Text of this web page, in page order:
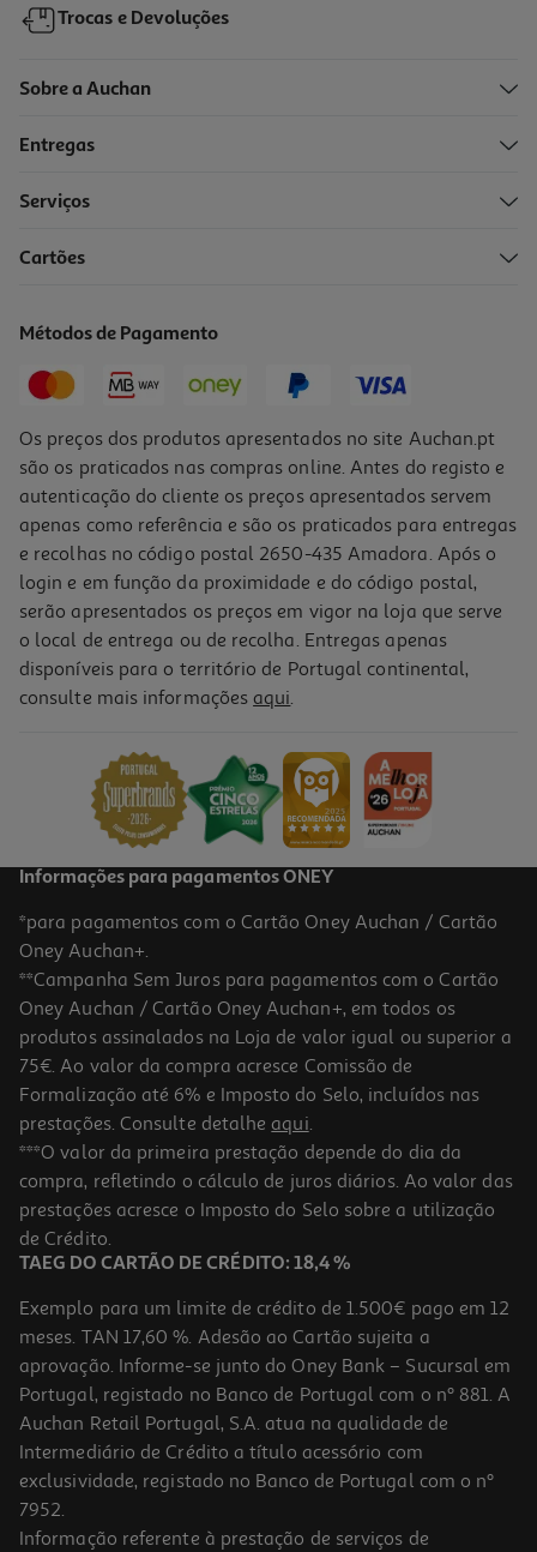
4.2
Máquina De Café Expresso Automática Philips Série 1200
359,99 €
-9%
5.0
Máquina De Café Em Grão Krups Coffee Crush Sa401le0 Verde 15
Bar 1.8l
299.99 €/un
Price reduced from
329,99 €to
299,99 €
Promoção
Trocas e Devoluções
Sobre a Auchan
Entregas
Serviços
Cartões
Métodos de Pagamento
Os preços dos produtos apresentados no site Auchan.pt
são os praticados nas compras online. Antes do registo e
autenticação do cliente os preços apresentados servem
apenas como referência e são os praticados para entregas
e recolhas no código postal 2650-435 Amadora. Após o
login e em função da proximidade e do código postal,
serão apresentados os preços em vigor na loja que serve
o local de entrega ou de recolha. Entregas apenas
disponíveis para o território de Portugal continental,
consulte mais informações aqui.
Informações para pagamentos ONEY
*para pagamentos com o Cartão Oney Auchan / Cartão
Oney Auchan+.
**Campanha Sem Juros para pagamentos com o Cartão
Oney Auchan / Cartão Oney Auchan+, em todos os
produtos assinalados na Loja de valor igual ou superior a
75€. Ao valor da compra acresce Comissão de
Formalização até 6% e Imposto do Selo, incluídos nas
prestações. Consulte detalhe aqui.
***O valor da primeira prestação depende do dia da
compra, refletindo o cálculo de juros diários. Ao valor das
prestações acresce o Imposto do Selo sobre a utilização
de Crédito.
TAEG DO CARTÃO DE CRÉDITO: 18,4 %
Exemplo para um limite de crédito de 1.500€ pago em 12
meses. TAN 17,60 %. Adesão ao Cartão sujeita a
aprovação. Informe-se junto do Oney Bank – Sucursal em
Portugal, registado no Banco de Portugal com o nº 881. A
Auchan Retail Portugal, S.A. atua na qualidade de
Intermediário de Crédito a título acessório com
exclusividade, registado no Banco de Portugal com o nº
7952.
Informação referente à prestação de serviços de